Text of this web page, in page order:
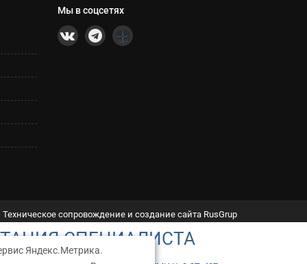
Яндекс.Метрика.
Мы в соцсетях
Техническое сопровождение и создание сайта RusGrup
СПЕЦИАЛИСТА